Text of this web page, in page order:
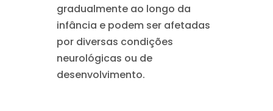
gradualmente ao longo da
infância e podem ser afetadas
por diversas condições
neurológicas ou de
desenvolvimento.